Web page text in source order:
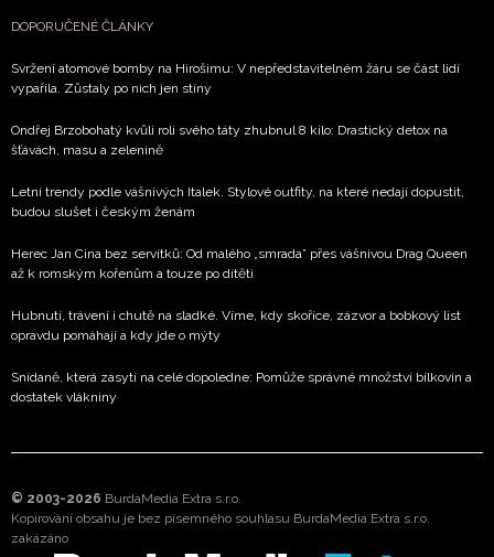
DOPORUČENÉ ČLÁNKY
Svržení atomové bomby na Hirošimu: V nepředstavitelném žáru se část lidí
vypařila. Zůstaly po nich jen stíny
Ondřej Brzobohatý kvůli roli svého táty zhubnul 8 kilo: Drastický detox na
šťávách, masu a zelenině
Letní trendy podle vášnivých Italek. Stylové outfity, na které nedají dopustit,
budou slušet i českým ženám
Herec Jan Cina bez servítků: Od malého „smrada” přes vášnivou Drag Queen
až k romským kořenům a touze po dítěti
Hubnutí, trávení i chutě na sladké. Víme, kdy skořice, zázvor a bobkový list
opravdu pomáhají a kdy jde o mýty
Snídaně, která zasytí na celé dopoledne: Pomůže správné množství bílkovin a
dostatek vlákniny
© 2003-2026 BurdaMedia Extra s.r.o.
Kopírování obsahu je bez písemného souhlasu BurdaMedia Extra s.r.o.
zakázáno